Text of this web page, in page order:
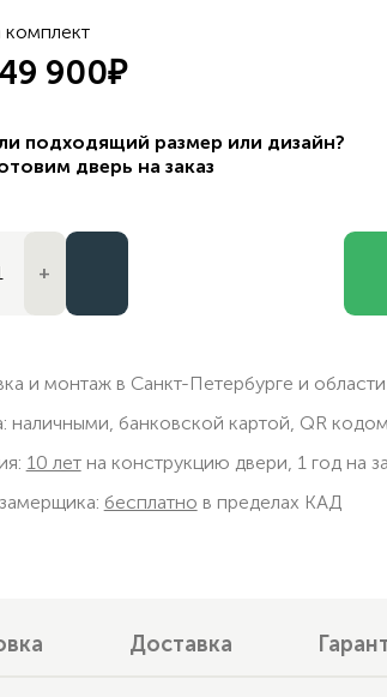
комплект
900₽
подходящий размер или дизайн?
дверь на заказ
+
и монтаж в Санкт-Петербурге и области
наличными, банковской картой, QR
10 летна конструкцию двери, 1 год на
бесплатно в пределах КАД
Доставка